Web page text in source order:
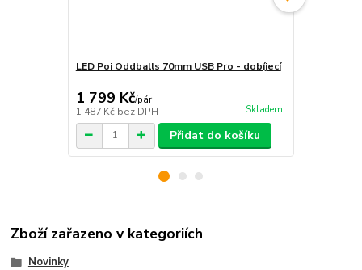
LED Poi Oddballs 70mm USB Pro - dobíjecí
1 799 Kč/pár
1 487 Kč bez DPH Skladem
Přidat do košíku
Zboží zařazeno v kategoriích
Novinky